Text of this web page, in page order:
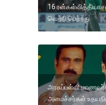
16
வெற்றி பெற்றது.
அரசுப்பள்ளி
அமைச்சர்கள்